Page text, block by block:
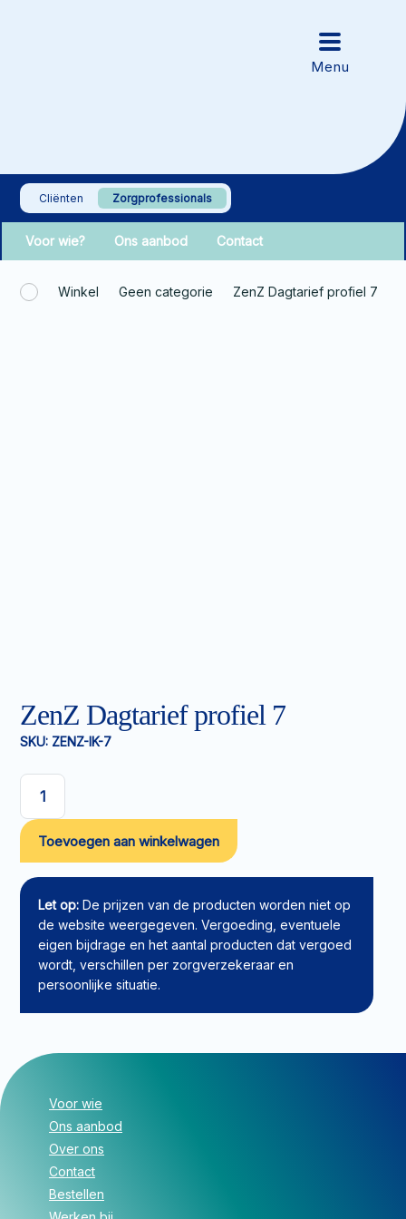
Cliënten Zorgprofessionals
Voor wie? Ons aanbod Contact
Winkel Geen categorie ZenZ Dagtarief profiel 7
ZenZ Dagtarief profiel 7
SKU: ZENZ-IK-7
ZenZ
Dagtarief
profiel
7
aantal
Toevoegen aan winkelwagen
Let op: De prijzen van de producten worden niet op
de website weergegeven. Vergoeding, eventuele
eigen bijdrage en het aantal producten dat vergoed
wordt, verschillen per zorgverzekeraar en
persoonlijke situatie.
Voor wie
Ons aanbod
Over ons
Contact
Bestellen